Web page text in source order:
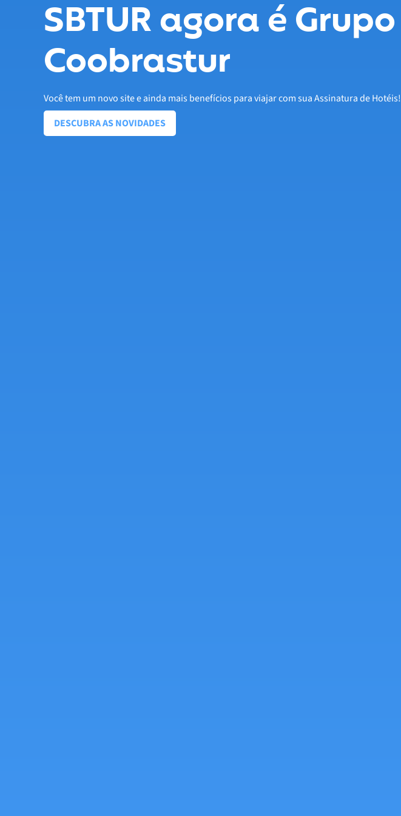
SBTUR agora é Grupo
Coobrastur
Você tem um novo site e ainda mais benefícios para viajar com sua Assinatura de Hotéis!
DESCUBRA AS NOVIDADES